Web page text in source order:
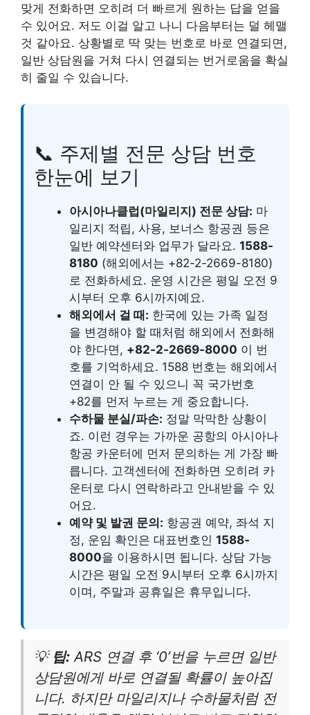
맞게 전화하면 오히려 더 빠르게 원하는 답을 얻을
수 있어요. 저도 이걸 알고 나니 다음부터는 덜 헤맬
것 같아요. 상황별로 딱 맞는 번호로 바로 연결되면,
일반 상담원을 거쳐 다시 연결되는 번거로움을 확실
히 줄일 수 있습니다.
📞 주제별 전문 상담 번호
한눈에 보기
아시아나클럽(마일리지) 전문 상담: 마
일리지 적립, 사용, 보너스 항공권 등은
일반 예약센터와 업무가 달라요. 1588-
8180 (해외에서는 +82-2-2669-8180)
로 전화하세요. 운영 시간은 평일 오전 9
시부터 오후 6시까지예요.
해외에서 걸 때: 한국에 있는 가족 일정
을 변경해야 할 때처럼 해외에서 전화해
야 한다면, +82-2-2669-8000 이 번
호를 기억하세요. 1588 번호는 해외에서
연결이 안 될 수 있으니 꼭 국가번호
+82를 먼저 누르는 게 중요합니다.
수하물 분실/파손: 정말 막막한 상황이
죠. 이런 경우는 가까운 공항의 아시아나
항공 카운터에 먼저 문의하는 게 가장 빠
릅니다. 고객센터에 전화하면 오히려 카
운터로 다시 연락하라고 안내받을 수 있
어요.
예약 및 발권 문의: 항공권 예약, 좌석 지
정, 운임 확인은 대표번호인 1588-
8000을 이용하시면 됩니다. 상담 가능
시간은 평일 오전 9시부터 오후 6시까지
이며, 주말과 공휴일은 휴무입니다.
💡 팁: ARS 연결 후 ‘0’번을 누르면 일반
상담원에게 바로 연결될 확률이 높아집
니다. 하지만 마일리지나 수하물처럼 전